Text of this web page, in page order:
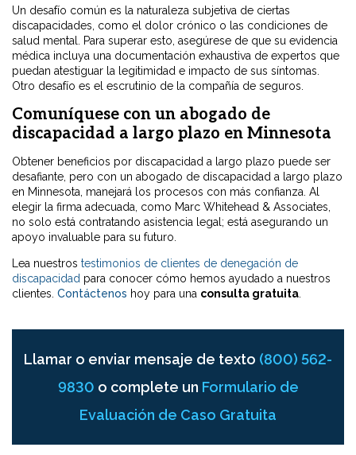
Un desafío común es la naturaleza subjetiva de ciertas
discapacidades, como el dolor crónico o las condiciones de
salud mental. Para superar esto, asegúrese de que su evidencia
médica incluya una documentación exhaustiva de expertos que
puedan atestiguar la legitimidad e impacto de sus síntomas.
Otro desafío es el escrutinio de la compañía de seguros.
Comuníquese con un abogado de
discapacidad a largo plazo en Minnesota
Obtener beneficios por discapacidad a largo plazo puede ser
desafiante, pero con un abogado de discapacidad a largo plazo
en Minnesota, manejará los procesos con más confianza. Al
elegir la firma adecuada, como Marc Whitehead & Associates,
no solo está contratando asistencia legal; está asegurando un
apoyo invaluable para su futuro.
Lea nuestros testimonios de clientes de denegación de
discapacidad para conocer cómo hemos ayudado a nuestros
clientes. Contáctenos hoy para una consulta gratuita
Llamar o enviar mensaje de texto (800) 562-
9830 o complete un Formulario de
Evaluación de Caso Gratuita